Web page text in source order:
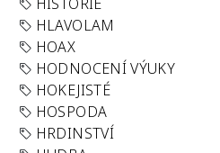
HLAVOLAM
HOAX
HODNOCENÍ VÝUKY
HOKEJISTÉ
HOSPODA
HRDINSTVÍ